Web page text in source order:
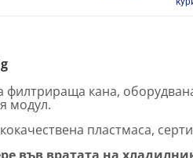
кана,
модул.
пластмаса,